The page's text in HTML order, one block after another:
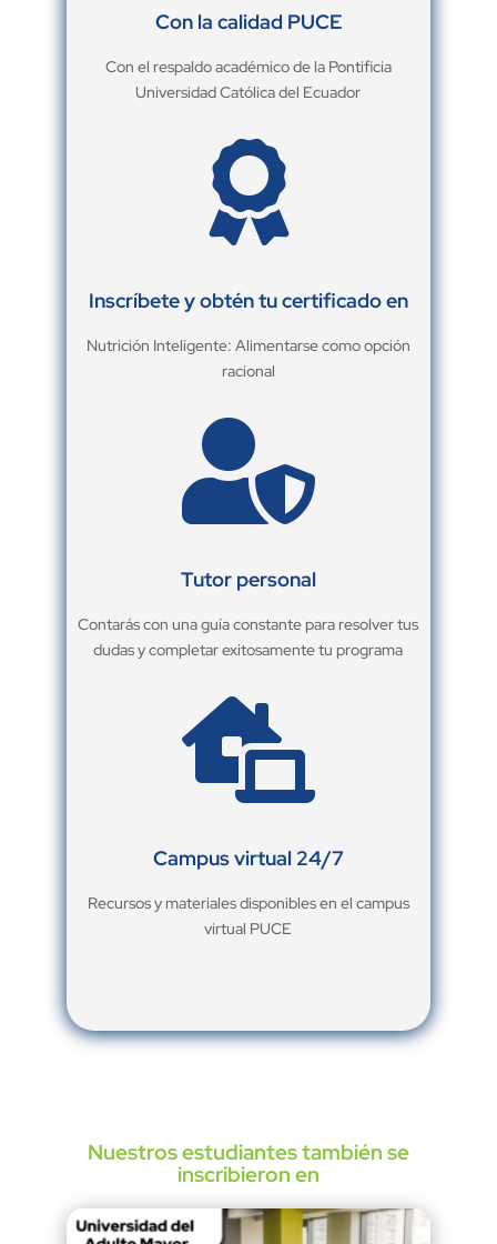
Con la calidad PUCE
Con el respaldo académico de la Pontificia
Universidad Católica del Ecuador

Inscríbete y obtén tu certificado en
Nutrición Inteligente: Alimentarse como opción
racional

Tutor personal
Contarás con una guía constante para resolver tus
dudas y completar exitosamente tu programa

Campus virtual 24/7
Recursos y materiales disponibles en el campus
virtual PUCE
Nuestros estudiantes también se
inscribieron en